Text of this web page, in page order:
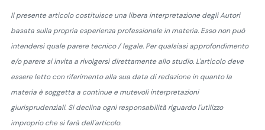
Il presente articolo costituisce una libera interpretazione degli Autori
basata sulla propria esperienza professionale in materia. Esso non può
intendersi quale parere tecnico / legale. Per qualsiasi approfondimento
e/o parere si invita a rivolgersi direttamente allo studio. L'articolo deve
essere letto con riferimento alla sua data di redazione in quanto la
materia è soggetta a continue e mutevoli interpretazioni
giurisprudenziali. Si declina ogni responsabilità riguardo l'utilizzo
improprio che si farà dell'articolo.